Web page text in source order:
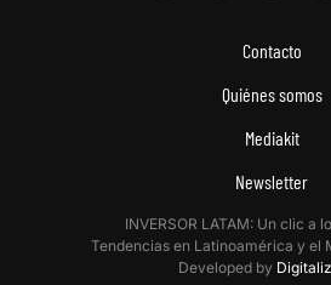
Contacto
Quiénes somos
Mediakit
Newsletter
INVERSOR LATAM: Un clic a
Tendencias en Latinoamérica y el
Developed by